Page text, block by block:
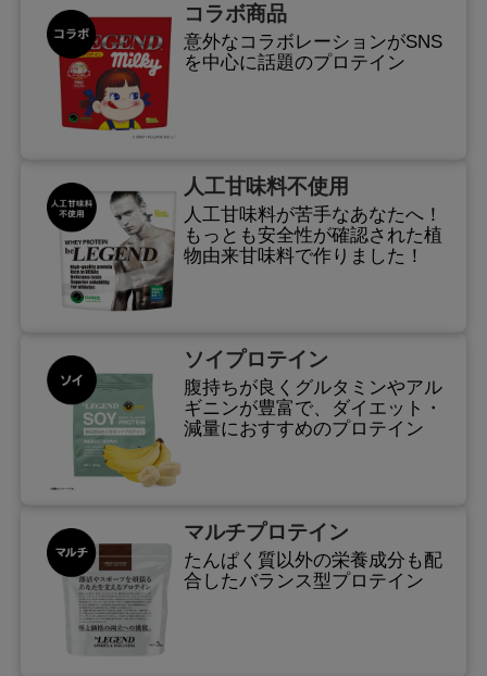
コラボ商品
意外なコラボレーションがSNS
を中心に話題のプロテイン
人工甘味料不使用
人工甘味料が苦手なあなたへ！
もっとも安全性が確認された植
物由来甘味料で作りました！
ソイプロテイン
腹持ちが良くグルタミンやアル
ギニンが豊富で、ダイエット・
減量におすすめのプロテイン
マルチプロテイン
たんぱく質以外の栄養成分も配
合したバランス型プロテイン